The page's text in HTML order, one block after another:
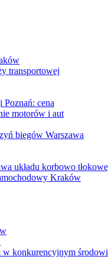
transportowej
cena
motorów i aut
biegów Warszawa
układu korbowo
Kraków
w konkurencyjnym